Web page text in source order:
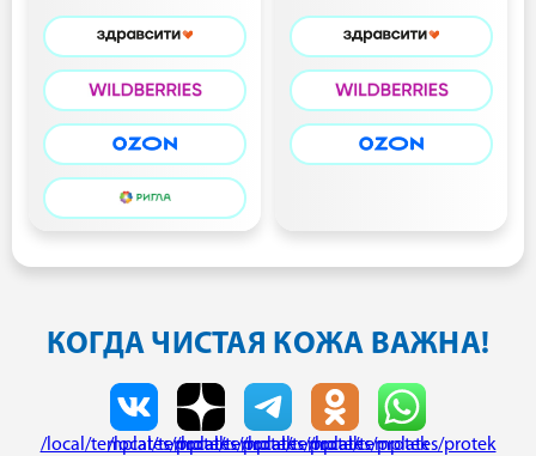
КОГДА ЧИСТАЯ КОЖА ВАЖНА!
/local/templates/protek
/local/templates/protek
/local/templates/protek
/local/templates/protek
/local/templates/protek